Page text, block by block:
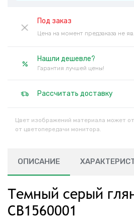
Под заказ
Цена на момент предзаказа не
Нашли дешевле?
Гарантия лучшей цены!
Рассчитать доставку
Цвет изображений материала может
от цветопередачи монитора.
ОПИСАНИЕ
Темный серый
CB1560001